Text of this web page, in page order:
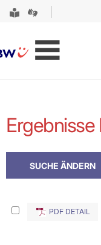
Ergebnisse
PDF DETAIL